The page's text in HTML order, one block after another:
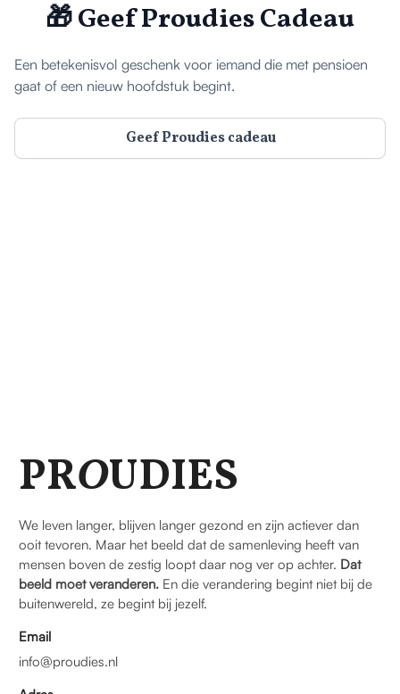
🎁 Geef Proudies Cadeau
Een betekenisvol geschenk voor iemand die met pensioen
gaat of een nieuw hoofdstuk begint.
Geef Proudies cadeau
PROUDIES
We leven langer, blijven langer gezond en zijn actiever dan
ooit tevoren. Maar het beeld dat de samenleving heeft van
mensen boven de zestig loopt daar nog ver op achter. Dat
beeld moet veranderen. En die verandering begint niet bij de
buitenwereld, ze begint bij jezelf.
Email
info@proudies.nl